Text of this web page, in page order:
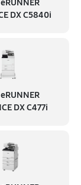
DX C5840i
DX C477i